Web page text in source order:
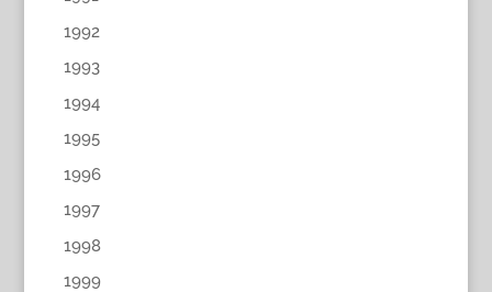
1992
1993
1994
1995
1996
1997
1998
1999